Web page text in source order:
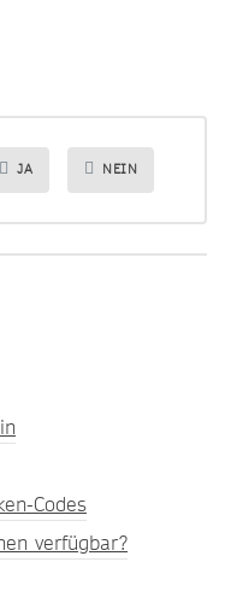
JA NEIN
Codes
verfügbar?